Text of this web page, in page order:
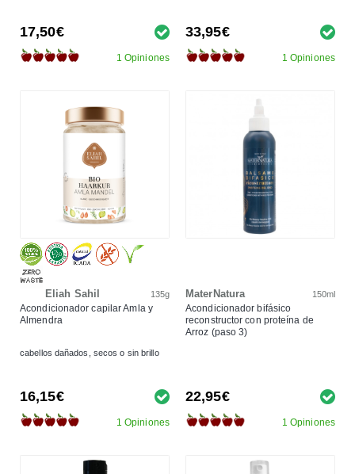
17,50€
1 Opiniones
33,95€
1 Opiniones
Eliah Sahil 135g
Acondicionador capilar Amla y
Almendra
cabellos dañados, secos o sin brillo
16,15€
1 Opiniones
MaterNatura 150ml
Acondicionador bifásico
reconstructor con proteína de
Arroz (paso 3)
22,95€
1 Opiniones